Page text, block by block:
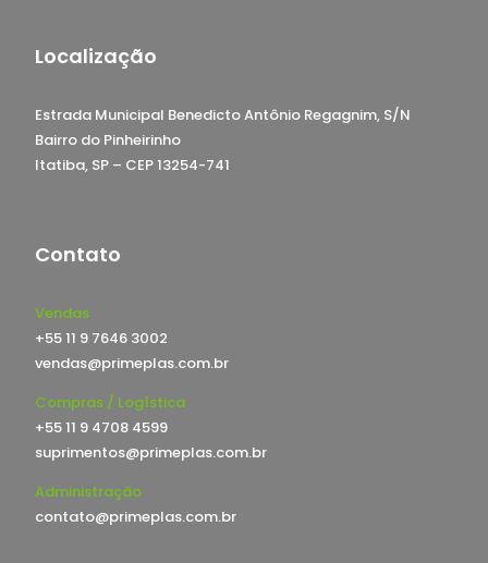
Localização
Estrada Municipal Benedicto Antônio Regagnim, S/N
Bairro do Pinheirinho
Itatiba, SP – CEP 13254-741
Contato
Vendas
+55 11 9 7646 3002
vendas@primeplas.com.br
Compras / Logística
+55 11 9 4708 4599
suprimentos@primeplas.com.br
Administração
contato@primeplas.com.br